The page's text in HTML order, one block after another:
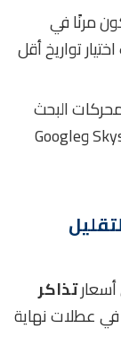
مرنًا في
تواريخ أقل
البحث
الخاصة بحجز الطيران الدولي مثل Skyscanner وGoogle
أسعارتذاكر
عطلات نهاية